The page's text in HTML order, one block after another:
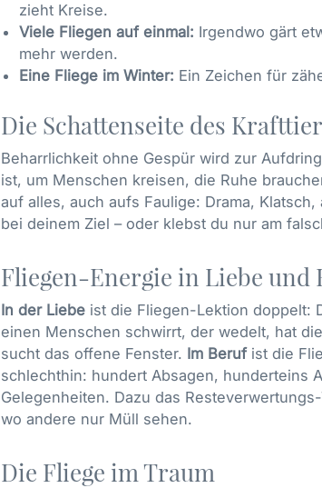
zieht Kreise.
Viele Fliegen auf einmal: Irgendwo gärt
mehr werden.
Eine Fliege im Winter: Ein Zeichen für
Die Schattenseite des
Beharrlichkeit ohne Gespür wird zur
ist, um Menschen kreisen, die Ruhe
auf alles, auch aufs Faulige: Drama,
bei deinem Ziel – oder klebst du nur am
Fliegen-Energie in Liebe und
In der Liebe ist die Fliegen-Lektion doppelt:
einen Menschen schwirrt, der wedelt, hat
sucht das offene Fenster. Im Berufist die
schlechthin: hundert Absagen, hunderteins
Gelegenheiten. Dazu das
wo andere nur Müll sehen.
Die Fliege im Traum